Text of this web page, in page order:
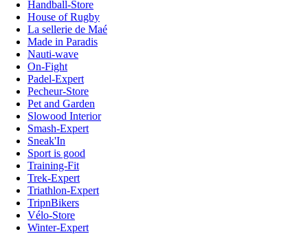
Handball-Store
House of Rugby
La sellerie de Maé
Made in Paradis
Nauti-wave
On-Fight
Padel-Expert
Pecheur-Store
Pet and Garden
Slowood Interior
Smash-Expert
Sneak'In
Sport is good
Training-Fit
Trek-Expert
Triathlon-Expert
TripnBikers
Vélo-Store
Winter-Expert